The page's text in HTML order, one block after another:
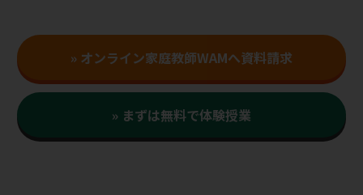
» オンライン家庭教師WAMへ資料請求
» まずは無料で体験授業